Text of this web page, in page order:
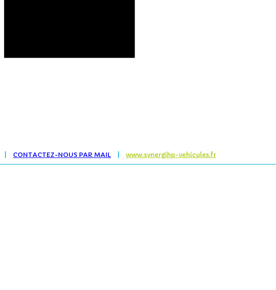
CONTACTEZ-NOUS PAR MAIL www.synergihp-vehicules.fr